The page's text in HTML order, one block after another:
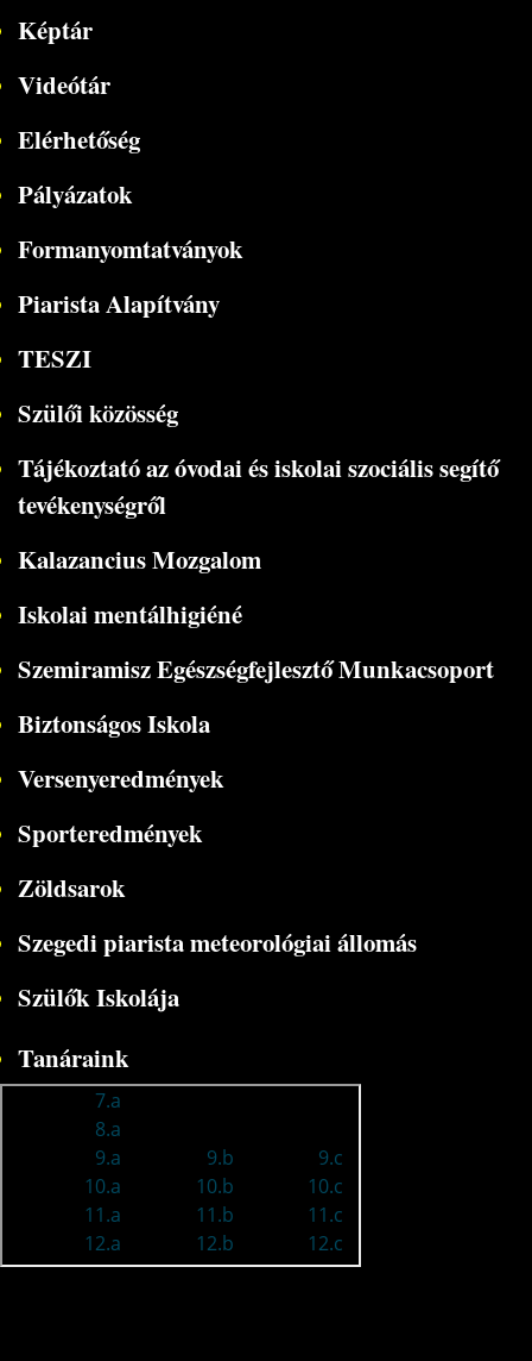
Képtár
Videótár
Elérhetőség
Pályázatok
Formanyomtatványok
Piarista Alapítvány
TESZI
Szülői közösség
Tájékoztató az óvodai és iskolai szociális segítő
tevékenységről
Kalazancius Mozgalom
Iskolai mentálhigiéné
Szemiramisz Egészségfejlesztő Munkacsoport
Biztonságos Iskola
Versenyeredmények
Sporteredmények
Zöldsarok
Szegedi piarista meteorológiai állomás
Szülők Iskolája
Tanáraink